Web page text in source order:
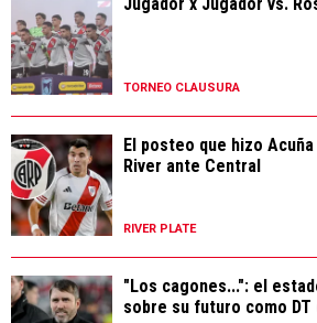
TORNEO CLAUSURA
El posteo que hizo
River ante Central
RIVER PLATE
"Los cagones...": el
sobre su futuro como DT